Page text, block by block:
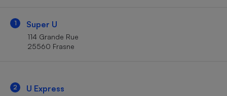
1 Super U
114 Grande Rue
25560 Frasne
2 U Express